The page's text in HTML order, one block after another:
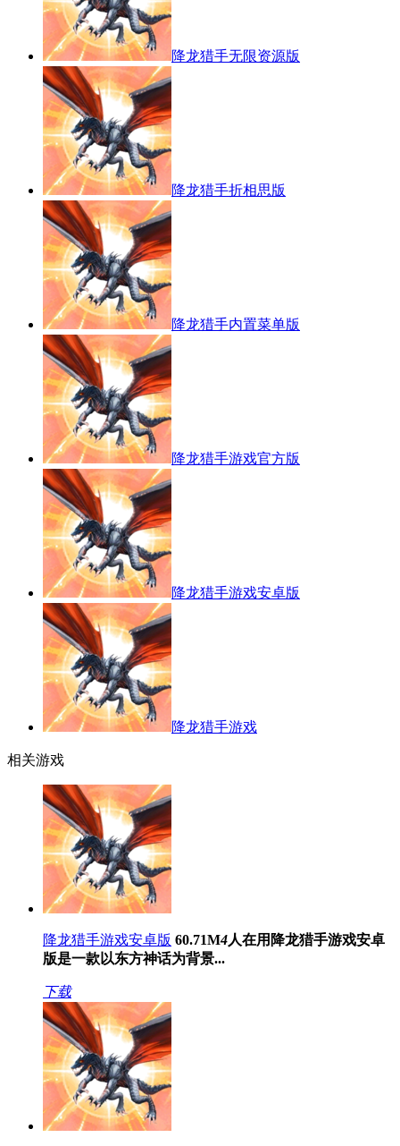
降龙猎手无限资源版
降龙猎手折相思版
降龙猎手内置菜单版
降龙猎手游戏官方版
降龙猎手游戏安卓版
降龙猎手游戏
相关游戏
降龙猎手游戏安卓版 60.71M4人在用 降龙猎手游戏安卓
版是一款以东方神话为背景...
下载